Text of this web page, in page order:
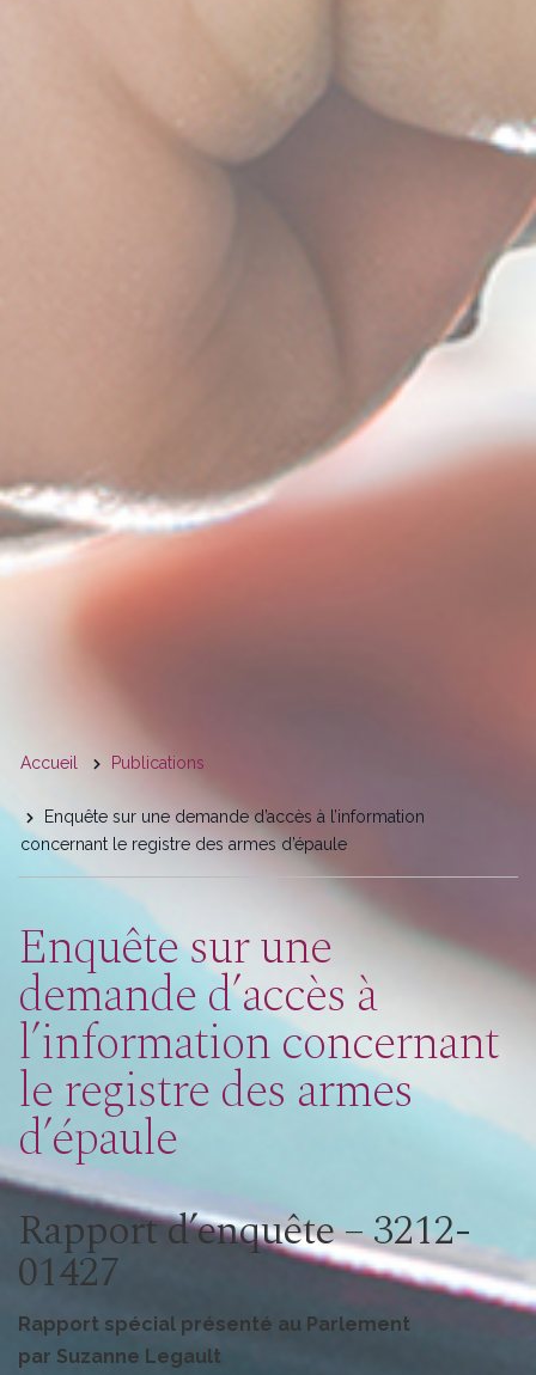
You
are
here
Accueil Publications
Enquête sur une demande d’accès à l’information
concernant le registre des armes d’épaule
Enquête sur une
demande d’accès à
l’information concernant
le registre des armes
d’épaule
Rapport d’enquête – 3212-
01427
Rapport spécial présenté au Parlement
par Suzanne Legault